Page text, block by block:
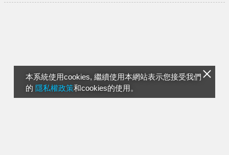
本系統使用cookies, 繼續使用本網站表示您接受我們
的 隱私權政策和cookies的使用。